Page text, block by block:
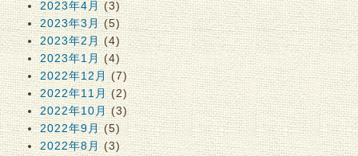
2023年4月(3)
2023年3月(5)
2023年2月 (4)
2023年1月
(4)
2022年12月 (7)
2022年11月(2)
2022年10月(3)
2022年9月(5)
2022年8月(3)